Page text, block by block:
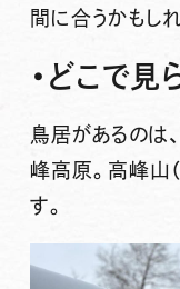
間に合うかもし
・どこで見
鳥居があるのは
峰高原。高峰山
す。